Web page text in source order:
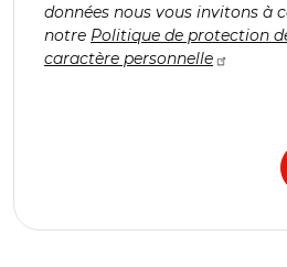
données nous vous invitons à
notre Politique de protection
caractère personnelle